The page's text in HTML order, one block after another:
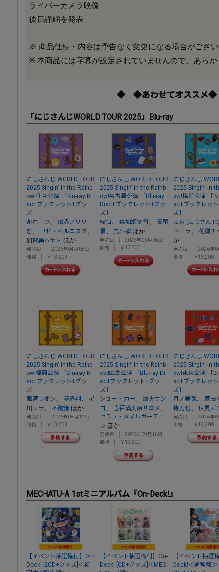
ライバーカメラ映像
後日詳細を発表
※ 商品仕様・内容は予告なく変更になる場合がござ
※ 本商品には字幕が設定されていませんので、あら
◆ ◆あわせてオスス
「にじさんじWORLD TOUR 2025」Blu-ray
にじさんじ WORLD TOUR
2025 Singin' in the Rainb
ow!仙台公演 ［Blu-ray Di
sc+ブックレット+グッ
ズ］
卯月コウ、
魔界ノりり
む、 リゼ・ヘルエスタ、
加賀美ハヤト ほか
発売日
2026年04月08日
価格
￥13,200
にじさんじ WORLD TOUR
2025 Singin' in the Rainb
ow!名古屋公演 ［Blu-ray
Disc+ブックレット+グッ
ズ］
緑仙、 葉加瀬冬雪、
長尾
景、 先斗寧 ほか
発売日
2026年05月06日
価格
￥13,200
にじさんじ
2025 Singin' in
ow!横浜公演 ［
sc+ブックレッ
ズ］
える (にじさんじ)
ドーラ、 花畑チ
か
発売日
2026年
価格
￥13,200
にじさんじ WORLD TOUR
2025 Singin' in the Rainb
ow!福岡公演 ［Blu-ray Di
sc+ブックレット+グッ
ズ］
鷹宮リオン
夢追翔
星
川サラ
不破湊 ほか
発売日
2026年08月12日
価格
￥13,200
にじさんじ WORLD TOUR
2025 Singin' in the Rainb
ow!広島公演 ［Blu-ray Di
sc+ブックレット+グッ
ズ］
ジョー・力一
周央サン
ゴ
壱百満天原サロメ
セラフ・ダズルガーデ
ン ほか
発売日
2026年09月16日
価格
￥13,200
にじさんじ
2025 Singin' in
ow!東京公演 ［
sc+ブックレッ
ズ］
月ノ美兎
家長
持刀也
伏見ガ
発売日
2026年
価格
￥13,200
MECHATU-A 1stミニアルバム『On-Deck!』
【イベント抽選権付】On-
Deck! [2CD+グッズ]＜初
【イベント抽選権付】On-
Deck! [CD+グッズ]＜MEC
【イベント抽選
Deck!＜通常盤＞